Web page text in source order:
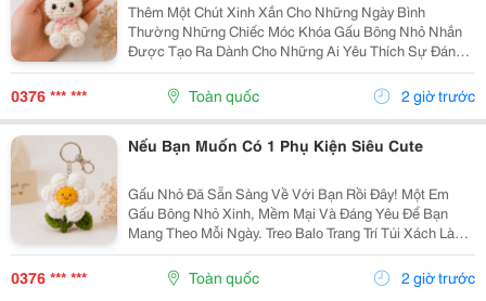
Thêm Một Chút Xinh Xắn Cho Những Ngày Bình
Thường Những Chiếc Móc Khóa Gấu Bông Nhỏ Nhắn
Được Tạo Ra Dành Cho Những Ai Yêu Thích Sự Đáng
Yêu Và Những Món Đồ Có Dấu Ấn Riêng. Từ Chiếc Balo
Đi Học, Túi Xách Đi Chơi Đến Chùm Chìa Khóa Quen
Thuộc,...
0376 *** *** Toàn quốc 2 giờ trước
Nếu Bạn Muốn Có 1 Phụ Kiện Siêu Cute
Gấu Nhỏ Đã Sẵn Sàng Về Với Bạn Rồi Đây! Một Em
Gấu Bông Nhỏ Xinh, Mềm Mại Và Đáng Yêu Để Bạn
Mang Theo Mỗi Ngày. Treo Balo Trang Trí Túi Xách Làm
Móc Khóa Tặng Người Bạn Yêu Quý
Gocnhohandmade.com Không Cần Quá Nhiều Phụ
Kiện, Chỉ Một Em Gấu...
0376 *** *** Toàn quốc 2 giờ trước